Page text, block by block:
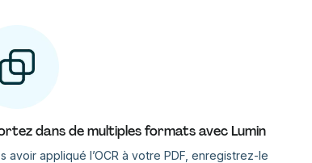
dans de multiples formats avec Lumin
avoir appliqué l’OCR à votre PDF, enregistrez-le